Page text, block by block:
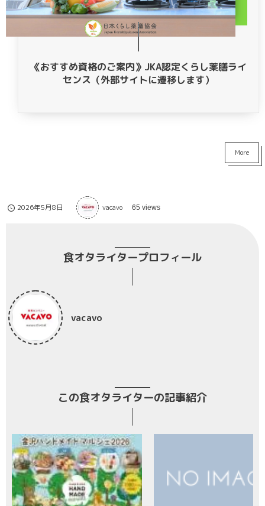
《おすすめ資格のご案内》JKA認定くらし薬膳ライ
センス（外部サイトに遷移します）
More
2026年5月8日 vacavo 65 views
食オタライタープロフィール
vacavo
この食オタライターの記事紹介